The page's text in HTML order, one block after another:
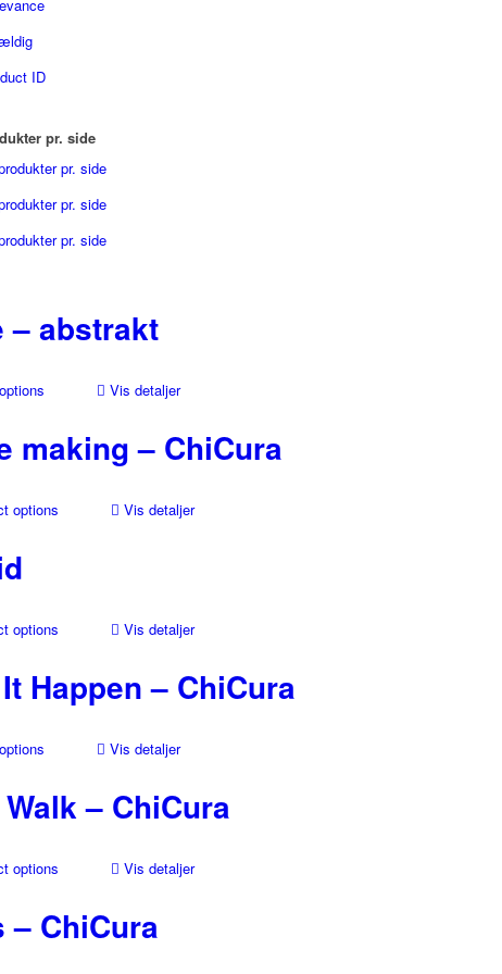
ID
pr. side
pr. side
pr. side
pr. side
– abstrakt
Vis detaljer
making – ChiCura
options
Vis detaljer
options
Vis detaljer
Happen – ChiCura
Vis detaljer
– ChiCura
options
Vis detaljer
– ChiCura